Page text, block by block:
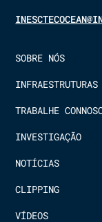
SOBRE NÓS
TRABALHE
INVESTIGAÇÃO
NOTÍCIAS
CLIPPING
VÍDEOS